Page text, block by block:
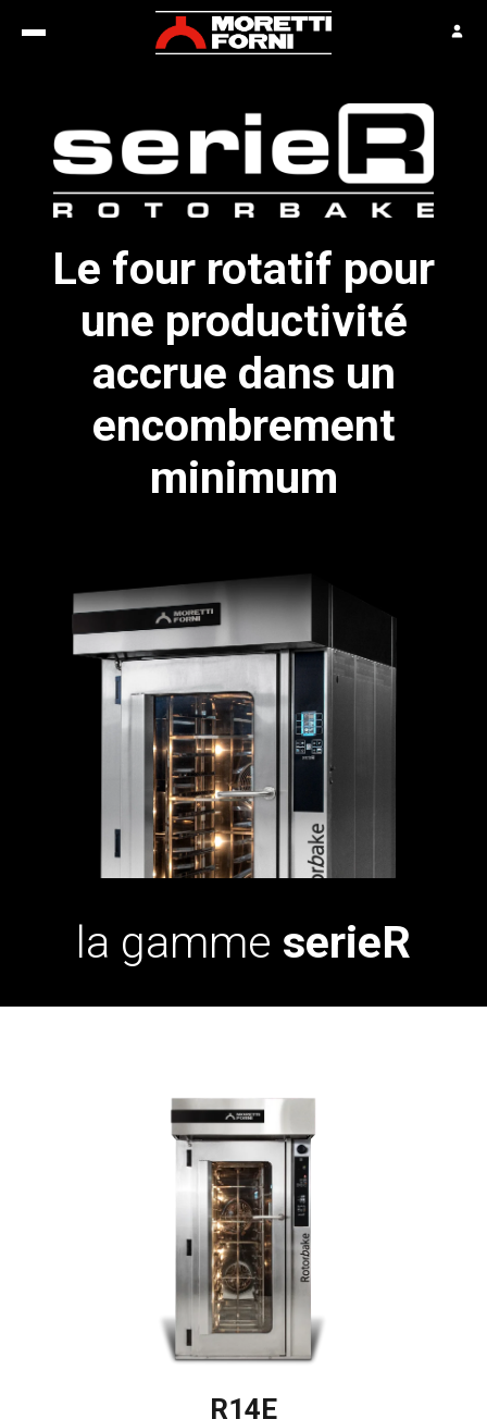
Le four rotatif pour
une productivité
accrue dans un
encombrement
minimum
la gamme serieR
R14E